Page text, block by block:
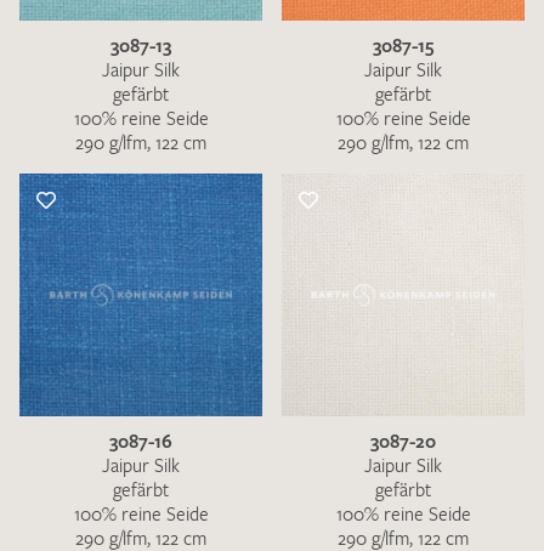
3087-13
Jaipur Silk
gefärbt
100% reine Seide
290 g/lfm, 122 cm
3087-15
Jaipur Silk
gefärbt
100% reine Seide
290 g/lfm, 122 cm
3087-16
Jaipur Silk
gefärbt
100% reine Seide
290 g/lfm, 122 cm
3087-20
Jaipur Silk
gefärbt
100% reine Seide
290 g/lfm, 122 cm